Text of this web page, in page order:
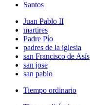
Santos
Juan Pablo II
martires
Padre Pío
padres de la iglesia
san Francisco de Asís
san jose
san pablo
Tiempo ordinario